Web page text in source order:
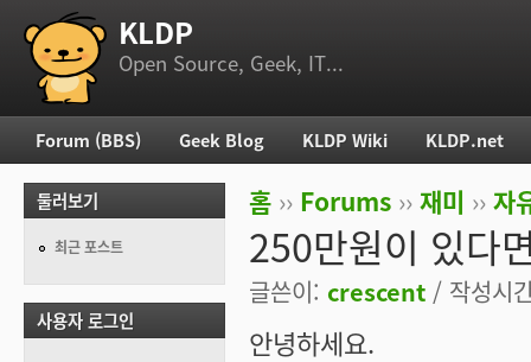
부 메뉴 KLDP
Open Source, Geek, IT...
현재 위치
홈 ›› Forums ›› 재미 ›› 자
250만원이 있다
글쓴이: crescent / 작성시
안녕하세요.
주 메뉴
Forum (BBS) Geek Blog KLDP Wiki KLDP.net
둘러보기
최근 포스트
사용자 로그인